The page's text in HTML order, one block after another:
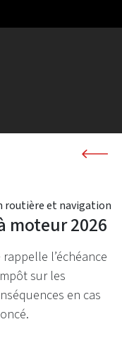
routière et navigation
moteur 2026
l’échéance
sur les
en cas